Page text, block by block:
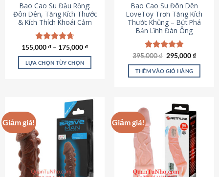
chọn
trên
trang
sản
phẩm
Bao Cao Su Đầu Rồng:
Đôn Dên, Tăng Kích Thước
& Kích Thích Khoái Cảm
Được xếp
hạng4.69
5 sao
155,000₫ – 175,000₫
LỰA CHỌN TÙY CHỌN
nhiều
biến
thể.
Các
tùy
chọn
Bao Cao Su Đôn Dên
LoveToy Trơn Tăng Kích
Thước Khủng – Bứt Phá
Bản Lĩnh Đàn Ông
Được xếp
hạng4.82
5 sao
395,000₫ Giá
là:
395,000 ₫.
295,000₫Giá
tại
THÊM VÀO GIỎ HÀNG
Giảm giá! Giảm giá!